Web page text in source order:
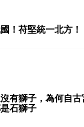
！苻堅統一北方！
有獅子，為何自
石獅子